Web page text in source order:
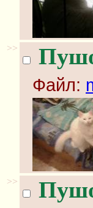
>>
Файл:
>>